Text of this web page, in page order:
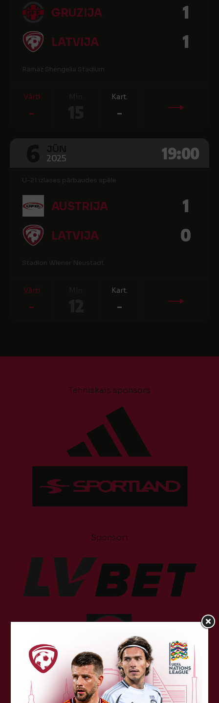
GRUZIJA 1
LATVIJA 1
Ramaz Shengelia Stadium
Vārti
-
Kart.
-
2025 19:00
U-21 izlases pārbaudes spēle
AUSTRIJA 1
LATVIJA 0
Stadion Wiener Neustadt
Vārti
-
Kart.
-
Tehniskais sponsors
Sponsori